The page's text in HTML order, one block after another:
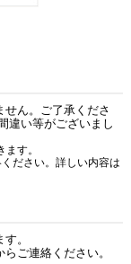
ん。ご了承くださ
違い等がございまし
す。
ださい。詳しい内容は
。
らご連絡ください。